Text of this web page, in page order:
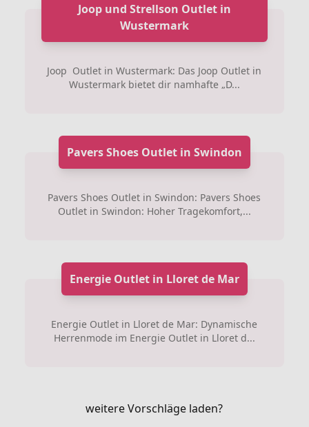
Joop und Strellson Outlet in
Wustermark
Joop Outlet in Wustermark: Das Joop Outlet in
Wustermark bietet dir namhafte „D...
Pavers Shoes Outlet in Swindon
Pavers Shoes Outlet in Swindon: Pavers Shoes
Outlet in Swindon: Hoher Tragekomfort,...
Energie Outlet in Lloret de Mar
Energie Outlet in Lloret de Mar: Dynamische
Herrenmode im Energie Outlet in Lloret d...
weitere Vorschläge laden?